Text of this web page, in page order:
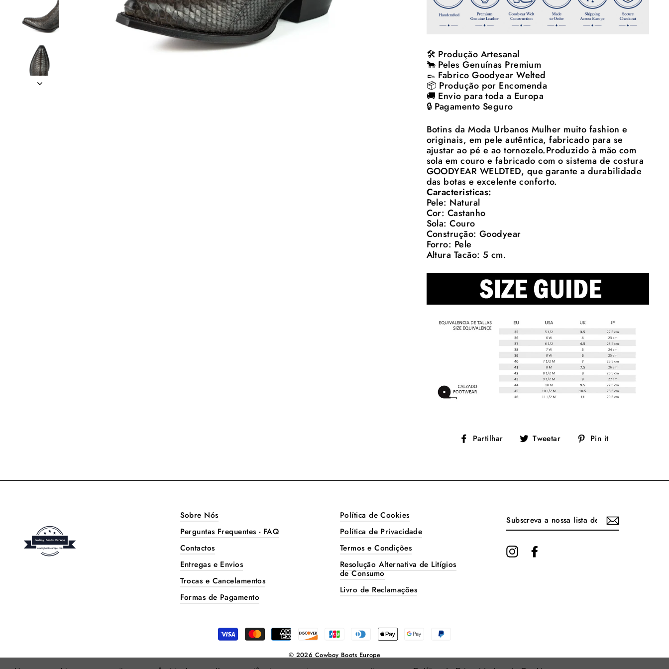
🛠️ Produção Artesanal
🐂 Peles Genuínas Premium
👞 Fabrico Goodyear Welted
📦 Produção por Encomenda
🚚 Envio para toda a Europa
🔒 Pagamento Seguro
Botins da Moda Urbanos Mulher muito fashion e
originais, em pele autêntica, fabricado para se
ajustar ao pé e ao tornozelo.Produzido à mão com
sola em couro e fabricado com o sistema de costura
GOODYEAR WELDTED, que garante a durabilidade
das botas e excelente conforto.
Caracteristicas:
Pele: Natural
Cor: Castanho
Sola: Couro
Construção: Goodyear
Forro: Pele
Altura Tacão: 5 cm.
Partilhar
PartilheTweetar
Tuíte Pin it
Sobre Nós
Perguntas Frequentes - FAQ
Contactos
Entregas e Envios
Trocas e Cancelamentos
Formas de Pagamento
Política de Cookies
Política de Privacidade
Termos e Condições
Resolução Alternativa de Litígios
de Consumo
Livro de Reclamações
A
LISTA
EMAILS
Instagram
© 2026 Cowboy Boots Europe